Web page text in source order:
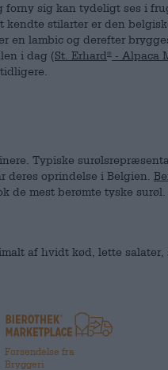
forny sig kan tydeligt ses i
kendte stilarter er den
en lambic og derefter
i dag (St. Erhard ® - Alpaca
Typiske
deres oprindelse i Belgien.
de mest berømte tyske
af hvidt kød, lette
Forsendelse fra
Bryggeri